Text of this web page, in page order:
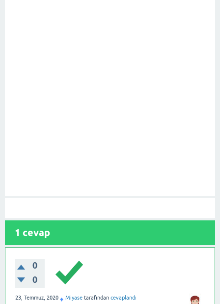
1 cevap
0
0
23, Temmuz, 2020 ♦ Miyase tarafından cevaplandı